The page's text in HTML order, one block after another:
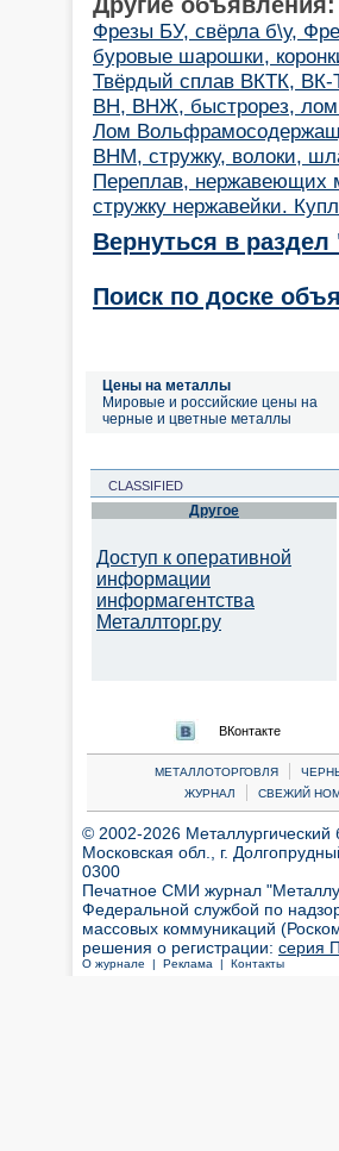
Фрезы БУ, свёрла б\у,
буровые шарошки,
Твёрдый сплав ВКТК,
ВН, ВНЖ, быстрорез, лом
Лом
ВНМ, стружку, волоки,
Переплав, нержавеющих
стружку нержавейки.
Вернуться в
Поиск по доске
Цены на металлы
Мировые и российские цены на
черные и цветные металлы
CLASSIFIED
Другое
Доступ к оперативной
информации
информагентства
Металлторг.ру
ВКонтакте
МЕТАЛЛОТОРГОВЛЯ |
ЖУРНАЛ
| СВЕЖИЙ
© 2002-2026
Московская обл., г.
0300
Печатное СМИ журнал
Федеральной службой по
массовых коммуникаций
решения о регистрации: серия
О журнале | Реклама | Контакты